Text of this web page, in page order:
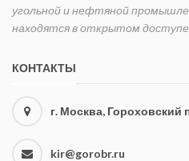
угольной и нефтяной
находятся в открытом
КОНТАКТЫ
г. Москва, Гороховский
kir@gorobr.ru